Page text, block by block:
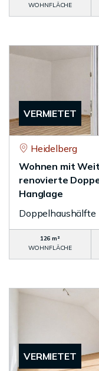
WOHNFLÄCHE
VERMIETET
Heidelberg
Wohnen mit
renovierte
Hanglage
Doppelhaushälfte
126 m²
WOHNFLÄCHE
VERMIETET